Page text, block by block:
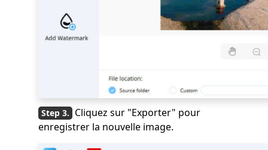
Cliquez sur "Exporter" pour
enregistrer la nouvelle image.